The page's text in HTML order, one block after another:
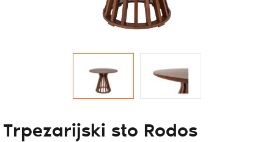
Trpezarijski sto Rodos